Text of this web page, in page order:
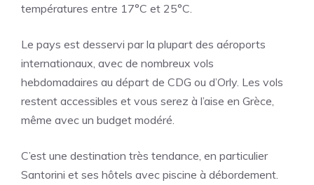
températures entre 17°C et 25°C.
Le pays est desservi par la plupart des aéroports
internationaux, avec de nombreux vols
hebdomadaires au départ de CDG ou d’Orly. Les vols
restent accessibles et vous serez à l’aise en Grèce,
même avec un budget modéré.
C’est une destination très tendance, en particulier
Santorini et ses hôtels avec piscine à débordement.